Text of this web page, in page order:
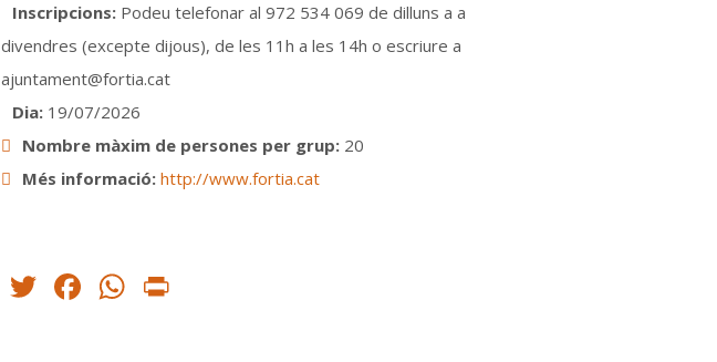
Inscripcions: Podeu telefonar al 972 534 069 de dilluns a a
divendres (excepte dijous), de les 11h a les 14h o escriure a
ajuntament@fortia.cat
Dia: 19/07/2026
Nombre màxim de persones per grup: 20
Més informació: http://www.fortia.cat
Twitter
Facebook
WhatsApp